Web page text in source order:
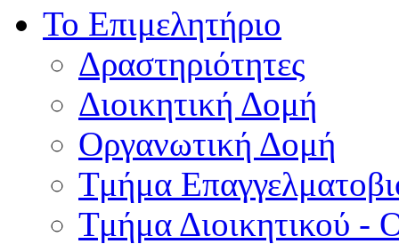
Το Επιμελητήριο
Δραστηριότητες
Διοικητική Δομή
Οργανωτική Δομή
Τμήμα
Τμήμα Διοικητικού -